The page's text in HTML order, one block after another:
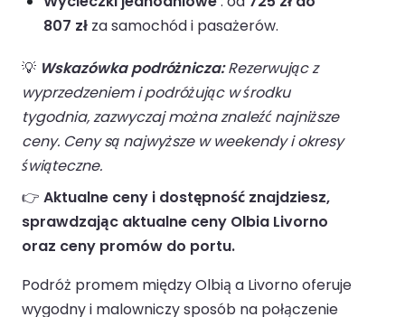
807 zł za samochód i pasażerów.
💡 Wskazówka podróżnicza:Rezerwując z
wyprzedzeniem i podróżując w środku
tygodnia, zazwyczaj można znaleźć najniższe
ceny. Ceny są najwyższe w weekendy i okresy
świąteczne.
👉 Aktualne ceny i dostępność znajdziesz,
sprawdzając aktualne ceny Olbia Livorno
oraz ceny promów do portu.
Podróż promem między Olbią a Livorno oferuje
wygodny i malowniczy sposób na połączenie